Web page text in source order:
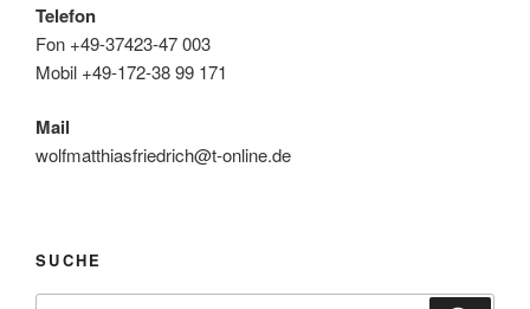
Telefon
Fon +49-37423-47 003
Mobil +49-172-38 99 171
Mail
wolfmatthiasfriedrich@t-online.de
SUCHE